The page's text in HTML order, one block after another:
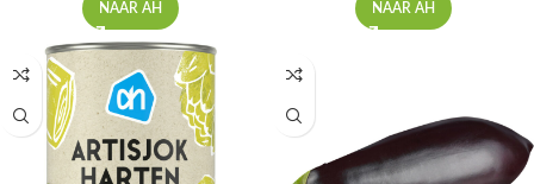
NAAR AH NAAR AH